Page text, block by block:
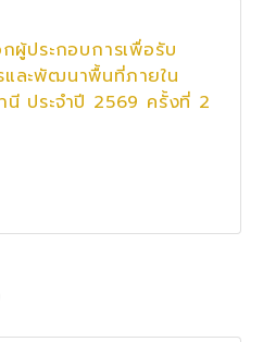
ผู้ประกอบการเพื่อรับ
ละพัฒนาพื้นที่ภายใน
นี ประจำปี 2569 ครั้งที่ 2